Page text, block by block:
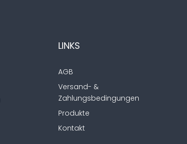
LINKS
AGB
Versand- &
Zahlungsbedingungen
Produkte
Kontakt